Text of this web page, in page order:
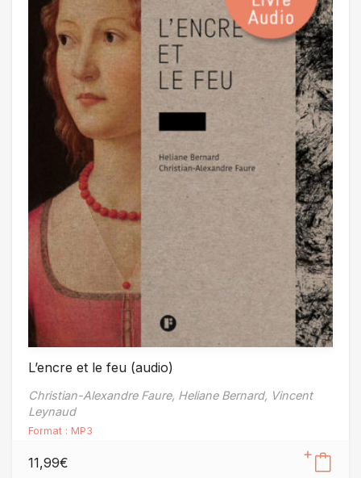
L’encre et le feu (audio)
Christian-Alexandre Faure, Heliane Bernard, Vincent
Leynaud
Format : MP3
11,99€